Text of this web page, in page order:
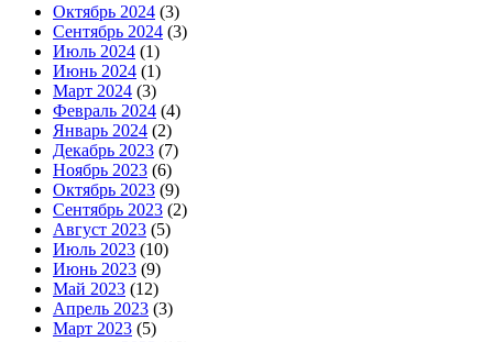
Октябрь 2024 (3)
Сентябрь 2024 (3)
Июль 2024 (1)
Июнь 2024 (1)
Март 2024 (3)
Февраль 2024 (4)
Январь 2024 (2)
Декабрь 2023 (7)
Ноябрь 2023 (6)
Октябрь 2023 (9)
Сентябрь 2023 (2)
Август 2023 (5)
Июль 2023 (10)
Июнь 2023 (9)
Май 2023 (12)
Апрель 2023 (3)
Март 2023 (5)